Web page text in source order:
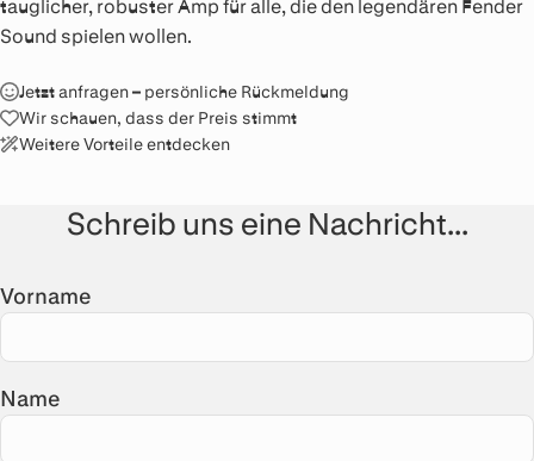
tauglicher, robuster Amp für alle, die den legendären Fender
Sound spielen wollen.
Jetzt anfragen – persönliche Rückmeldung
Wir schauen, dass der Preis stimmt
Weitere Vorteile entdecken
Schreib uns eine Nachricht...
Vorname
Name